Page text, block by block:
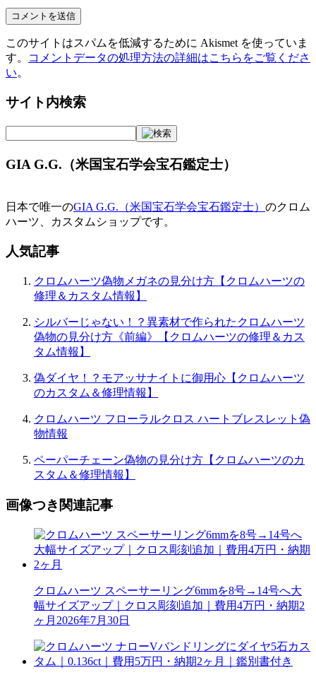
このサイトはスパムを低減するために Akismet を使っていま
す。
コメントデータの処理方法の詳細はこちらをご覧くださ
い。
サイト内検索
GIA G.G.（米国宝石学会宝石鑑定士）
日本で唯一のGIA G.G.（米国宝石学会宝石鑑定士） のクロム
ハーツ、カスタムショップです。
人気記事
クロムハーツ偽物メガネの見分け方【クロムハーツの
修理＆カスタム情報】
シルバーじゃない！？異素材で作られたクロムハーツ
偽物の見分け方《前編》【クロムハーツの修理＆カス
タム情報】
偽ダイヤ！？モアッサナイトに御用心【クロムハーツ
のカスタム＆修理情報】
クロムハーツ フローラルクロス ハートブレスレット偽
物情報
ペーパーチェーン偽物の見分け方【クロムハーツのカ
スタム＆修理情報】
画像つき関連記事
クロムハーツ スペーサーリング6mmを8号→14号へ大
幅サイズアップ｜クロス彫刻追加｜費用4万円・納期2
ヶ月 2026年7月30日